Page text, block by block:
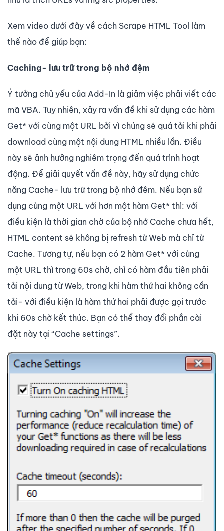
Xem video dưới đây về cách Scrape HTML Tool làm
thế nào để giúp bạn:
Caching- lưu trữ trong bộ nhớ đệm
Ý tưởng chủ yếu của Add-In là giảm việc phải viết các
mã VBA. Tuy nhiên, xảy ra vấn đề khi sử dụng các hàm
Get* với cùng một URL bởi vì chúng sẽ quá tải khi phải
download cùng một nội dung HTML nhiều lần. Điều
này sẽ ảnh hưởng nghiêm trọng đến quá trình hoạt
động. Để giải quyết vấn đề này, hãy sử dụng chức
năng Cache- lưu trữ trong bộ nhớ đêm. Nếu bạn sử
dụng cùng một URL với hơn một hàm Get* thì: với
điều kiện là thời gian chờ của bộ nhớ Cache chưa hết,
HTML content sẽ không bị refresh từ Web mà chỉ từ
Cache. Tương tự, nếu bạn có 2 hàm Get* với cùng
một URL thì trong 60s chờ, chỉ có hàm đầu tiên phải
tải nội dung từ Web, trong khi hàm thứ hai không cần
tải- với điều kiện là hàm thứ hai phải được gọi trước
khi 60s chờ kết thúc. Bạn có thể thay đổi phần cài
đặt này tại “Cache settings”.